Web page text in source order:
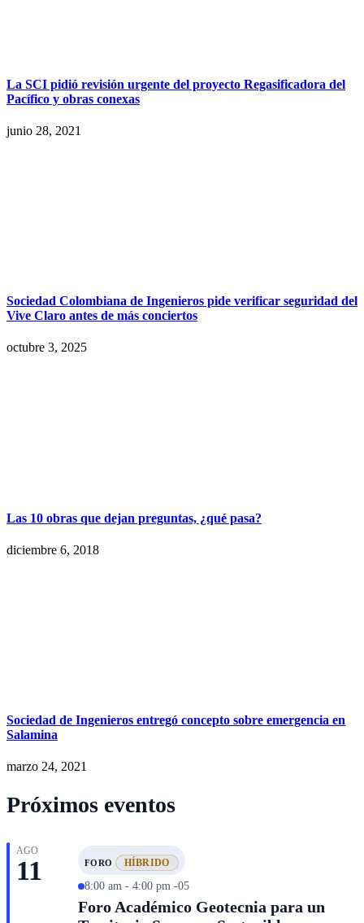
La SCI pidió revisión urgente del proyecto Regasificadora del
Pacífico y obras conexas
junio 28, 2021
Sociedad Colombiana de Ingenieros pide verificar seguridad del
Vive Claro antes de más conciertos
octubre 3, 2025
Las 10 obras que dejan preguntas, ¿qué pasa?
diciembre 6, 2018
Sociedad de Ingenieros entregó concepto sobre emergencia en
Salamina
marzo 24, 2021
Próximos eventos
AGO
11 FORO HÍBRIDO
8:00 am - 4:00 pm -05
Foro Académico Geotecnia para un